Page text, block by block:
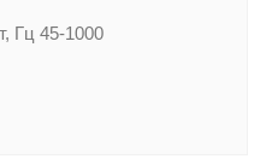
Гц 45-1000